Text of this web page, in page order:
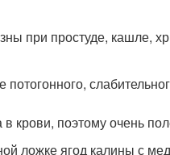
при простуде, кашле,
крови, поэтому очень
ложке ягод калины с